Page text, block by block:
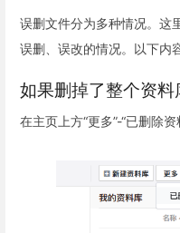
误删文件分为多种情况。这
误删、误改的情况。以下内
如果删掉了整个资料
在主页上方“更多”-“已删除资